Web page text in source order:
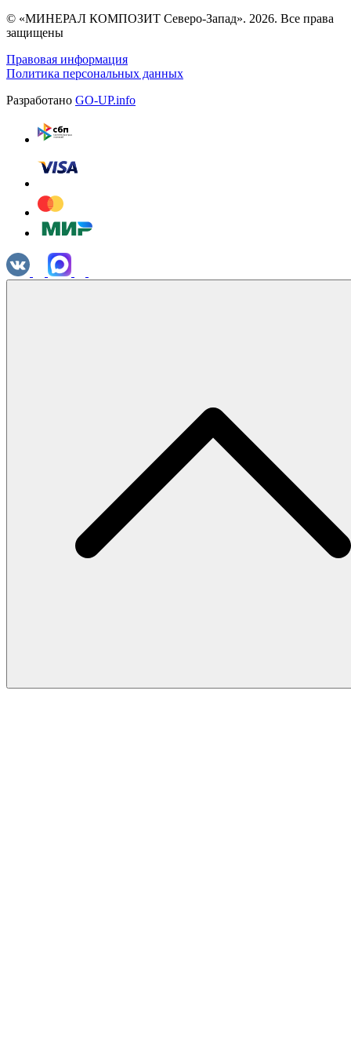
© «МИНЕРАЛ КОМПОЗИТ Северо-Запад». 2026. Все права
защищены
Правовая информация
Политика персональных данных
Разработано GO-UP.info